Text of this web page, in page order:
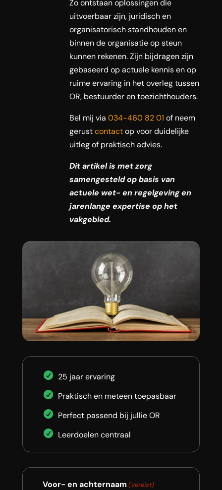
Zo ontstaan oplossingen die
uitvoerbaar zijn, juridisch en
organisatorisch standhouden en
binnen de organisatie op steun
kunnen rekenen. Zijn bijdragen zijn
gebaseerd op actuele kennis en op
ruime ervaring in het overleg tussen
OR, bestuurder en toezichthouders.
Bel mij via 034-460 82 01 of neem
gerustcontactop voor duidelijke
uitleg of praktisch advies.
Dit artikel is met zorg
samengesteld op basis van
actuele wet- en regelgeving en
jarenlange expertise op het
vakgebied.
25 jaar ervaring
Praktisch en meteen toepasbaar
Perfect passend bij jullie OR
Leerdoelen centraal
Voor- en achternaam (Vereist)